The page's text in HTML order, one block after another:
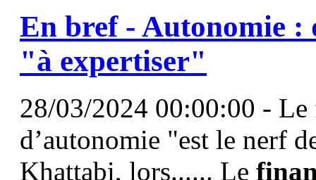
En bref - Autonomie :
"à expertiser"
28/03/2024 00:00:00 - Le
d’autonomie "est le nerf
Khattabi, lors...... Le